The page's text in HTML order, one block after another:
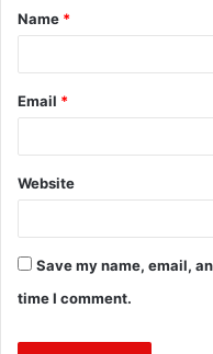
*
Name *
Email *
Website
Save my name, email,
time I comment.